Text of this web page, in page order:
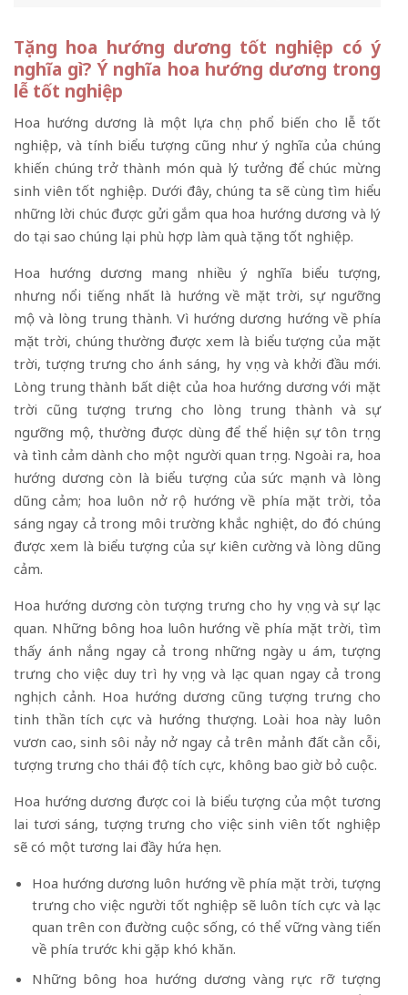
Tặng hoa hướng dương tốt nghiệp có ý
nghĩa gì? Ý nghĩa hoa hướng dương trong
lễ tốt nghiệp
Hoa hướng dương là một lựa chọn phổ biến cho lễ tốt
nghiệp, và tính biểu tượng cũng như ý nghĩa của chúng
khiến chúng trở thành món quà lý tưởng để chúc mừng
sinh viên tốt nghiệp. Dưới đây, chúng ta sẽ cùng tìm hiểu
những lời chúc được gửi gắm qua hoa hướng dương và lý
do tại sao chúng lại phù hợp làm quà tặng tốt nghiệp.
Hoa hướng dương mang nhiều ý nghĩa biểu tượng,
nhưng nổi tiếng nhất là hướng về mặt trời, sự ngưỡng
mộ và lòng trung thành. Vì hướng dương hướng về phía
mặt trời, chúng thường được xem là biểu tượng của mặt
trời, tượng trưng cho ánh sáng, hy vọng và khởi đầu mới.
Lòng trung thành bất diệt của hoa hướng dương với mặt
trời cũng tượng trưng cho lòng trung thành và sự
ngưỡng mộ, thường được dùng để thể hiện sự tôn trọng
và tình cảm dành cho một người quan trọng. Ngoài ra, hoa
hướng dương còn là biểu tượng của sức mạnh và lòng
dũng cảm; hoa luôn nở rộ hướng về phía mặt trời, tỏa
sáng ngay cả trong môi trường khắc nghiệt, do đó chúng
được xem là biểu tượng của sự kiên cường và lòng dũng
cảm.
Hoa hướng dương còn tượng trưng cho hy vọng và sự lạc
quan. Những bông hoa luôn hướng về phía mặt trời, tìm
thấy ánh nắng ngay cả trong những ngày u ám, tượng
trưng cho việc duy trì hy vọng và lạc quan ngay cả trong
nghịch cảnh. Hoa hướng dương cũng tượng trưng cho
tinh thần tích cực và hướng thượng. Loài hoa này luôn
vươn cao, sinh sôi nảy nở ngay cả trên mảnh đất cằn cỗi,
tượng trưng cho thái độ tích cực, không bao giờ bỏ cuộc.
Hoa hướng dương được coi là biểu tượng của một tương
lai tươi sáng, tượng trưng cho việc sinh viên tốt nghiệp
sẽ có một tương lai đầy hứa hẹn.
Hoa hướng dương luôn hướng về phía mặt trời, tượng
trưng cho việc người tốt nghiệp sẽ luôn tích cực và lạc
quan trên con đường cuộc sống, có thể vững vàng tiến
về phía trước khi gặp khó khăn.
Những bông hoa hướng dương vàng rực rỡ tượng